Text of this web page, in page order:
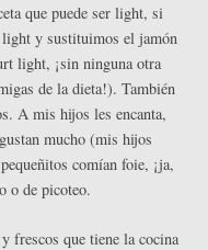
que puede ser light, si
y sustituimos el jamón
light, ¡sin ninguna otra
de la dieta!). También
A mis hijos les encanta,
mucho (mis hijos
comían foie, ¡ja,
o de picoteo.
frescos que tiene la cocina